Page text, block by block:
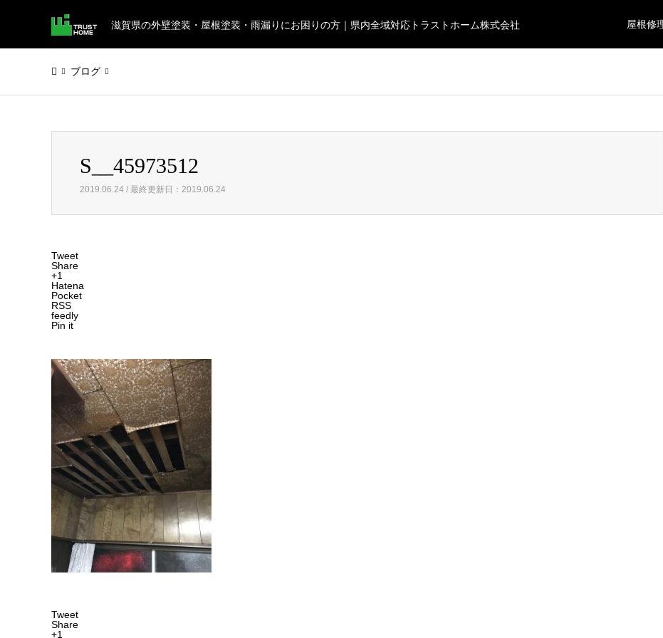
滋賀県の外壁塗装・屋根塗装・雨漏りにお困りの方｜県内全域対応トラストホーム株式会社 屋根修
ブログ
S__45973512
S__45973512
2019.06.24 / 最終更新日：2019.06.24
Tweet
Share
+1
Hatena
Pocket
RSS
feedly
Pin it
Tweet
Share
+1